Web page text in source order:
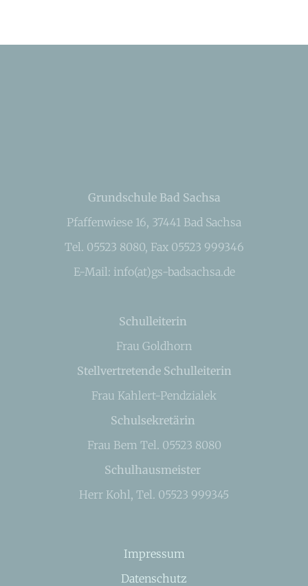
Grundschule Bad Sachsa
Pfaffenwiese 16, 37441 Bad Sachsa
Tel. 05523 8080, Fax 05523 999346
E-Mail: info(at)gs-badsachsa.de
Schulleiterin
Frau Goldhorn
Stellvertretende Schulleiterin
Frau Kahlert-Pendzialek
Schulsekretärin
Frau Bem Tel. 05523 8080
Schulhausmeister
Herr Kohl, Tel. 05523 999345
Impressum
Datenschutz